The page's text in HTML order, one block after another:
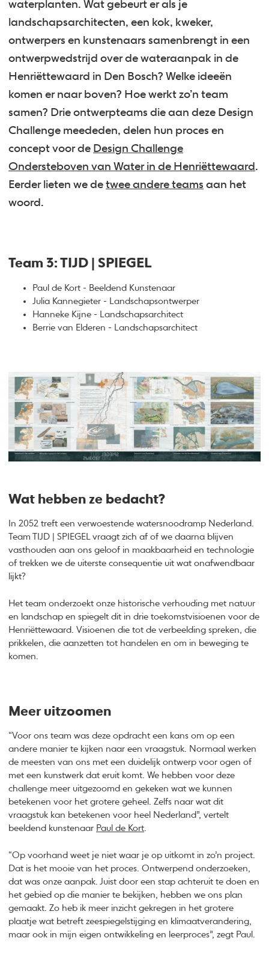
waterplanten. Wat gebeurt er als je
landschapsarchitecten, een kok, kweker,
ontwerpers en kunstenaars samenbrengt in een
ontwerpwedstrijd over de wateraanpak in de
Henriëttewaard in Den Bosch? Welke ideeën
komen er naar boven? Hoe werkt zo’n team
samen? Drie ontwerpteams die aan deze Design
Challenge meededen, delen hun proces en
concept voor de Design Challenge
Ondersteboven van Water in de Henriëttewaard .
Eerder lieten we detwee andere teams aan het
woord.
Team 3: TIJD | SPIEGEL
Paul de Kort - Beeldend Kunstenaar
Julia Kannegieter - Landschapsontwerper
Hanneke Kijne - Landschapsarchitect
Berrie van Elderen - Landschapsarchitect
Wat hebben ze bedacht?
In 2052 treft een verwoestende watersnoodramp Nederland.
Team TIJD | SPIEGEL vraagt zich af of we daarna blijven
vasthouden aan ons geloof in maakbaarheid en technologie
of trekken we de uiterste consequentie uit wat onafwendbaar
lijkt?
Het team onderzoekt onze historische verhouding met natuur
en landschap en spiegelt dit in drie toekomstvisioenen voor de
Henriëttewaard. Visioenen die tot de verbeelding spreken, die
prikkelen, die aanzetten tot handelen en om in beweging te
komen.
Meer uitzoomen
“Voor ons team was deze opdracht een kans om op een
andere manier te kijken naar een vraagstuk. Normaal werken
de meesten van ons met een duidelijk ontwerp voor ogen of
met een kunstwerk dat eruit komt. We hebben voor deze
challenge meer uitgezoomd en gekeken wat we kunnen
betekenen voor het grotere geheel. Zelfs naar wat dit
vraagstuk kan betekenen voor heel Nederland”, vertelt
beeldend kunstenaar Paul de Kort.
“Op voorhand weet je niet waar je op uitkomt in zo’n project.
Dat is het mooie van het proces. Ontwerpend onderzoeken,
dat was onze aanpak. Juist door een stap achteruit te doen en
het gebied op die manier te bekijken, hebben we ons plan
gemaakt. Zo heb ik meer inzicht gekregen in het grotere
plaatje wat betreft zeespiegelstijging en klimaatverandering,
maar ook in mijn eigen ontwikkeling en leerproces”, zegt Paul.